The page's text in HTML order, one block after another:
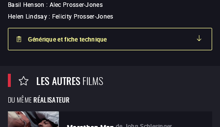
Basil Henson : Alec Prosser-Jones
Helen Lindsay: Felicity Prosser-Jones
Générique et fiche technique
LES AUTRESFILMS
DU MÊME RÉALISATEUR